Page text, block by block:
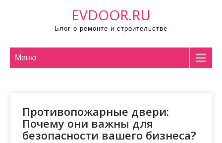
EVDOOR.RU
Блог о ремонте и строительстве
Меню
Противопожарные двери:
Почему они важны для
безопасности вашего бизнеса?